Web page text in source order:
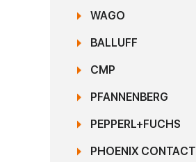
WAGO
BALLUFF
CMP
PFANNENBERG
PEPPERL+FUCHS
PHOENIX CONTACT